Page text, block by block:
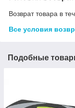
Возврат товара в
Все условия
Подобные